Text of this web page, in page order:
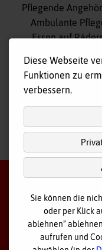
Pflegende
Ambulante
Essen auf
Tagespflege
Hausnotruf
2026 Bayerisches
Diese Webseite
Funktionen zu
verbessern.
Sie können die
oder per Klick
ablehnen”
aufrufen und